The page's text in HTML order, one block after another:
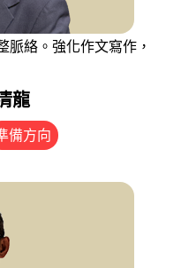
脈絡。強化作文寫作，
龍
備方向